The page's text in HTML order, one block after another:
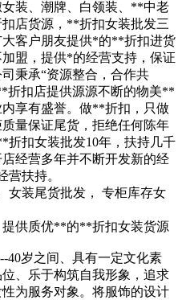
装、潮牌、白领装、**中老
店货源，**折扣女装批发三
客户朋友提供*的**折扣进货
盟，提供*的经营支持，保证
秉承“资源整合，合作共
折扣店提供源源不断的物美**
享有盛誉。做**折扣，只做
量保证尾货，拒绝任何陈年
折扣女装批发10年，扶持几千
经营多年并不断开发新的经
营扶持。
女装尾货批发， 专柜库存女
供质优**的**折扣女装货源
40岁之间、具有一定文化素
、乐于构筑自我形象，追求
为服务对象。将服饰的设计